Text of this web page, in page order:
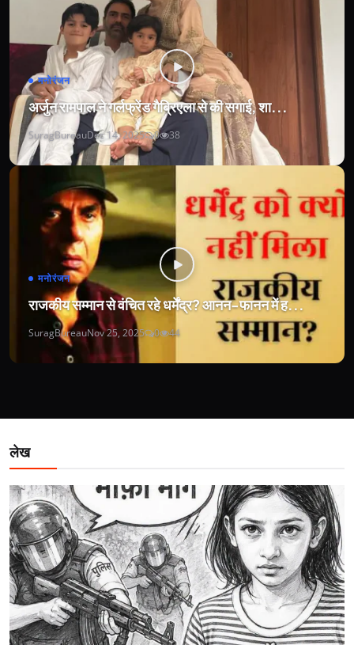
मनोरंजन
अर्जुन रामपाल ने गर्लफ्रेंड गैब्रिएला से की सगाई, शा...
SuragBureauDec 14, 2025 0 38
मनोरंजन
राजकीय सम्मान से वंचित रहे धर्मेंद्र? आनन-फानन में ह...
SuragBureauNov 25, 2025 0 44
लेख